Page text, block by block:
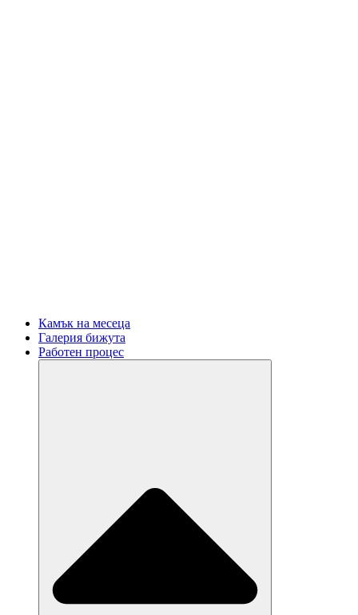
Камък на месеца
Галерия бижута
Работен процес